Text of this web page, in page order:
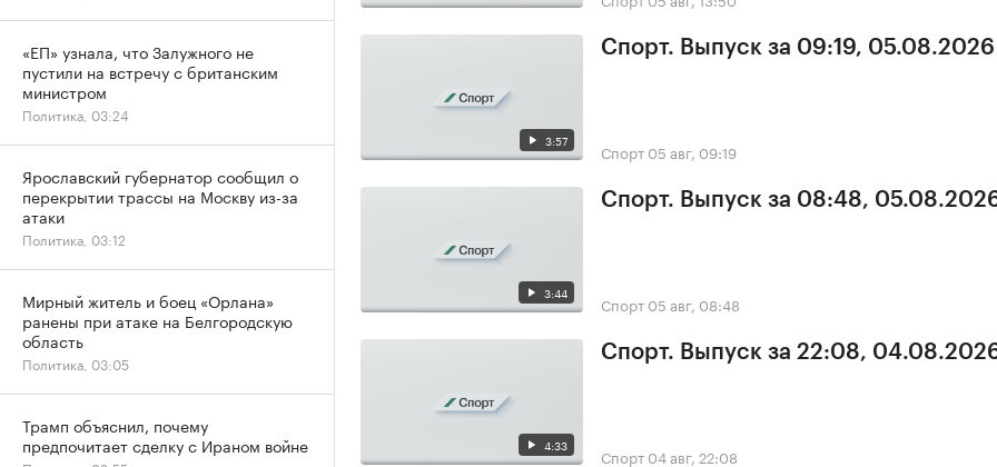
3:57
Спорт. Выпуск за 09:19, 05.08.2026
Спорт 05 авг, 09:19
3:44
Спорт. Выпуск за 08:48,
Спорт 05 авг, 08:48
4:33
Спорт. Выпуск за 22:08,
Спорт 04 авг, 22:08
«ЕП» узнала, что Залужного не
пустили на встречу с британским
министром
Политика, 03:24
Ярославский губернатор сообщил о
перекрытии трассы на Москву из-за
атаки
Политика, 03:12
Мирный житель и боец «Орлана»
ранены при атаке на Белгородскую
область
Политика, 03:05
Трамп объяснил, почему
предпочитает сделку с Ираном войне